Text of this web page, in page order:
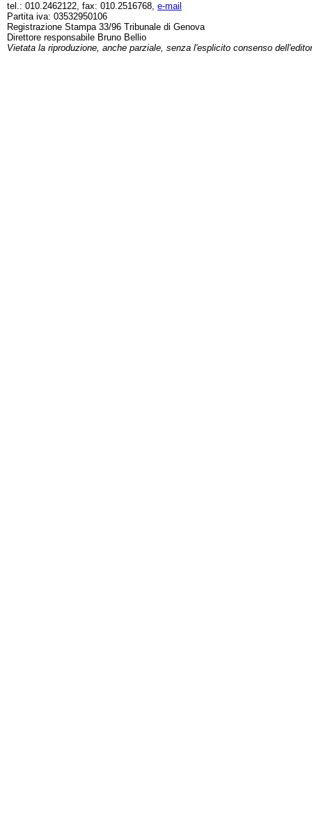
tel.: 010.2462122, fax: 010.2516768, e-mail
Partita iva: 03532950106
Registrazione Stampa 33/96 Tribunale di Genova
Direttore responsabile Bruno Bellio
Vietata la riproduzione, anche parziale, senza l'esplicito consenso